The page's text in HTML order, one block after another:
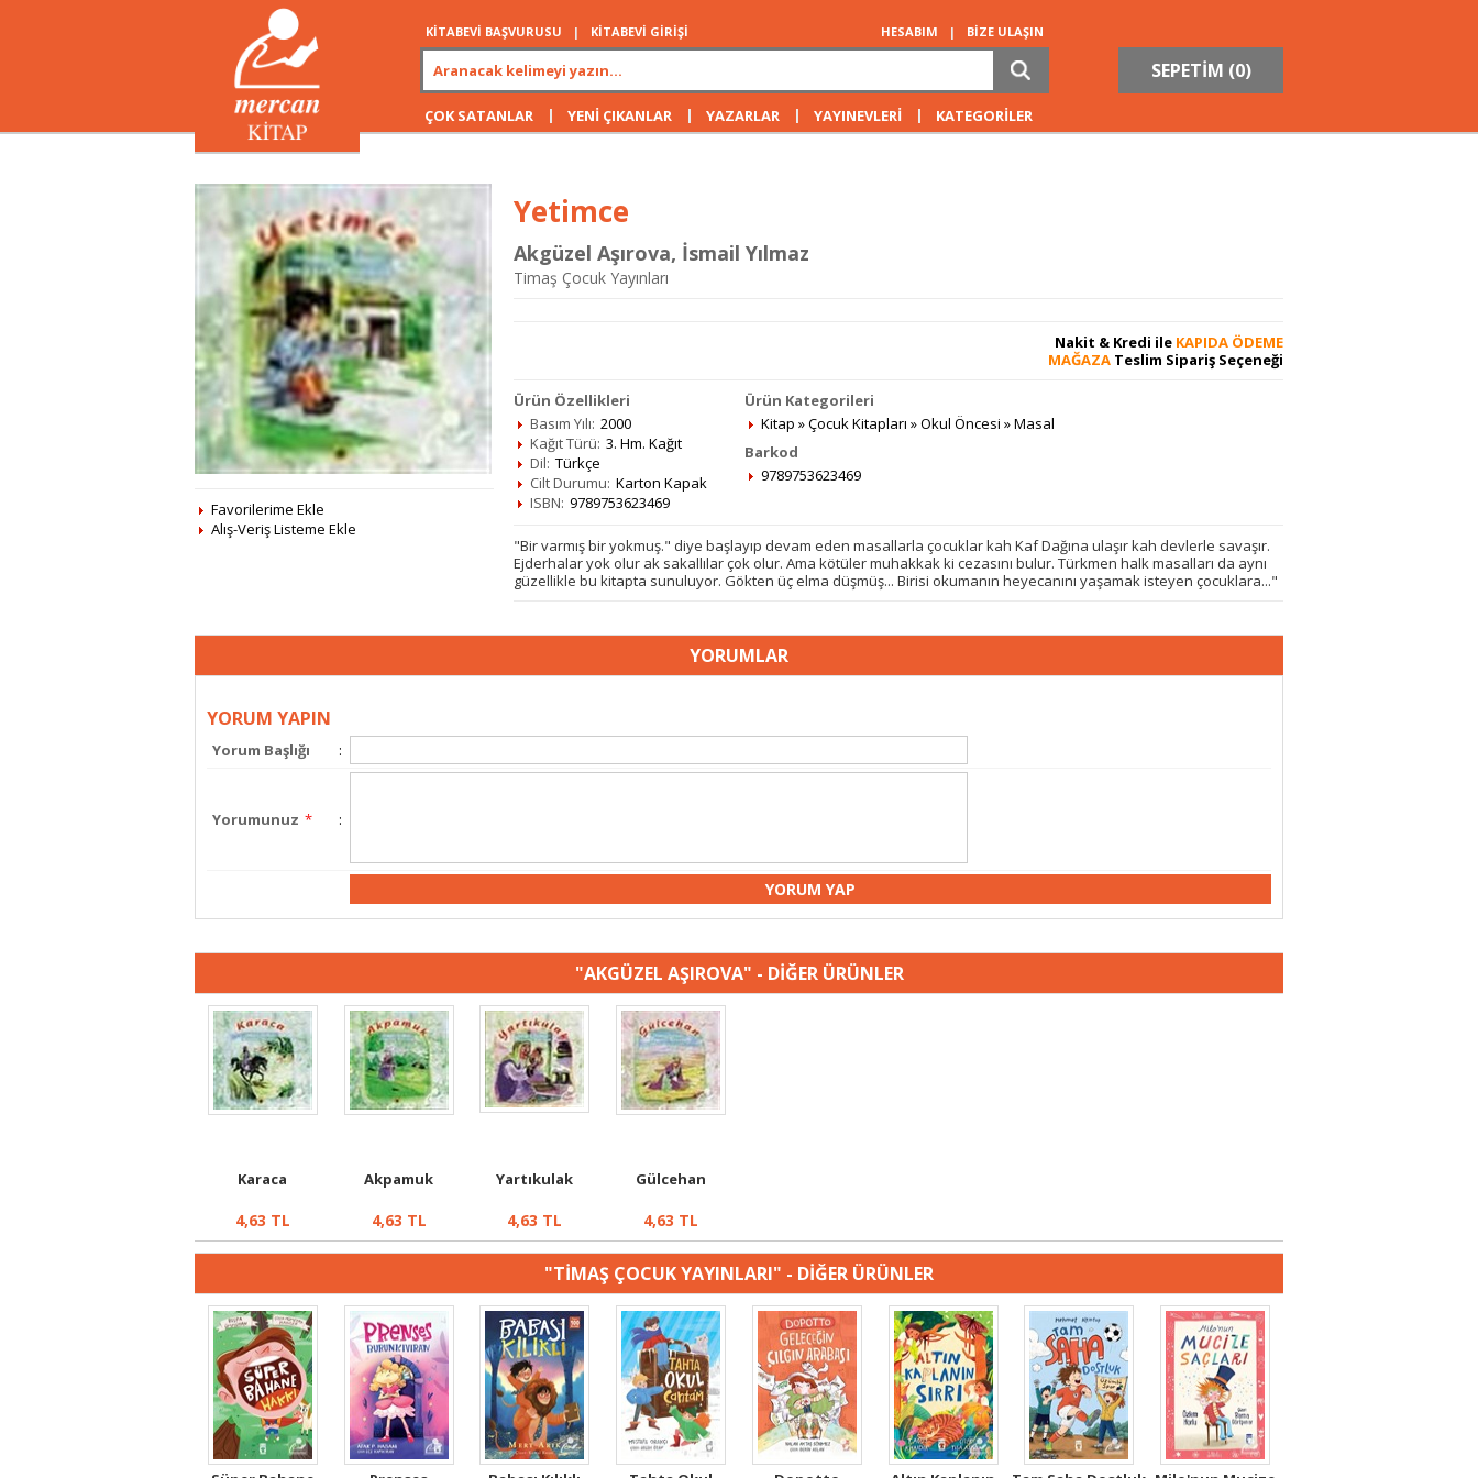
KİTABEVİ BAŞVURUSU | KİTABEVİ GİRİŞİ HESABIM | BİZE ULAŞIN
SEPETİM (0)
ÇOK SATANLAR | YENİ ÇIKANLAR | YAZARLAR | YAYINEVLERİ | KATEGORİLER
Favorilerime Ekle
Alış-Veriş Listeme Ekle
Yetimce
Akgüzel Aşırova, İsmail Yılmaz
Timaş Çocuk Yayınları
Nakit & Kredi ile KAPIDA ÖDEME
MAĞAZA Teslim Sipariş Seçeneği
Ürün Özellikleri
Basım Yılı: 2000
Kağıt Türü: 3. Hm. Kağıt
Dil: Türkçe
Cilt Durumu: Karton Kapak
ISBN: 9789753623469
Ürün Kategorileri
Kitap »Çocuk Kitapları »Okul Öncesi »Masal
Barkod
9789753623469
"Bir varmış bir yokmuş." diye başlayıp devam eden masallarla çocuklar kah Kaf Dağına ulaşır kah devlerle savaşır.
Ejderhalar yok olur ak sakallılar çok olur. Ama kötüler muhakkak ki cezasını bulur. Türkmen halk masalları da aynı
güzellikle bu kitapta sunuluyor. Gökten üç elma düşmüş... Birisi okumanın heyecanını yaşamak isteyen çocuklara..."
YORUMLAR
YORUM YAPIN
Yorum Başlığı :
Yorumunuz * :
"AKGÜZEL AŞIROVA" - DİĞER ÜRÜNLER
Karaca
4,63 TL
Akpamuk
4,63 TL
Yartıkulak
4,63 TL
Gülcehan
4,63 TL
"TİMAŞ ÇOCUK YAYINLARI" - DİĞER ÜRÜNLER